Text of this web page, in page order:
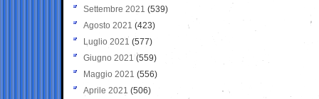
Settembre 2021 (539)
Agosto 2021 (423)
Luglio 2021 (577)
Giugno 2021(559)
Maggio 2021 (556)
Aprile 2021 (506)